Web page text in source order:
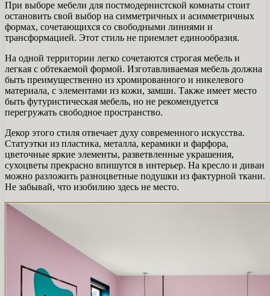
При выборе мебели для постмодернистской комнаты стоит
остановить свой выбор на симметричных и асимметричных
формах, сочетающихся со свободными линиями и
трансформацией. Этот стиль не приемлет единообразия.
На одной территории легко сочетаются строгая мебель и
легкая с обтекаемой формой. Изготавливаемая мебель должна
быть преимущественно из хромированного и никелевого
материала, с элементами из кожи, замши. Также имеет место
быть футуристическая мебель, но не рекомендуется
перегружать свободное пространство.
Декор этого стиля отвечает духу современного искусства.
Статуэтки из пластика, металла, керамики и фарфора,
цветочные яркие элементы, разветвленные украшения,
сухоцветы прекрасно впишутся в интерьер. На кресло и диван
можно разложить разноцветные подушки из фактурной ткани.
Не забывай, что изобилию здесь не место.